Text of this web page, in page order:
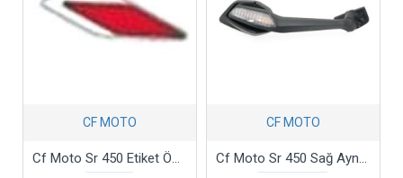
CF MOTO
Cf Moto Sr 450 Etiket Ön Şerit Sağ Küçük Kırmızı Csr4
CF MOTO
Cf Moto Sr 450 Sağ Ayna Csr4